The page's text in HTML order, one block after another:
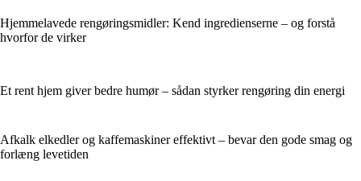
Hjemmelavede rengøringsmidler: Kend ingredienserne – og forstå
hvorfor de virker
Et rent hjem giver bedre humør – sådan styrker rengøring din energi
Afkalk elkedler og kaffemaskiner effektivt – bevar den gode smag og
forlæng levetiden